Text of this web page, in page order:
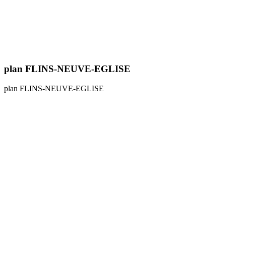
plan FLINS-NEUVE-EGLISE
plan FLINS-NEUVE-EGLISE